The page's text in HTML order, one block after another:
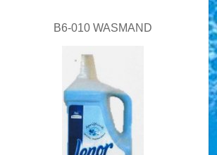
B6-010 WASMAND